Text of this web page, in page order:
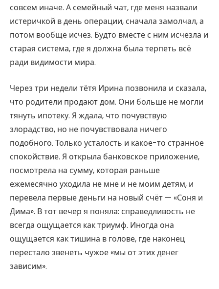
совсем иначе. А семейный чат, где меня назвали
истеричкой в день операции, сначала замолчал, а
потом вообще исчез. Будто вместе с ним исчезла и
старая система, где я должна была терпеть всё
ради видимости мира.
Через три недели тётя Ирина позвонила и сказала,
что родители продают дом. Они больше не могли
тянуть ипотеку. Я ждала, что почувствую
злорадство, но не почувствовала ничего
подобного. Только усталость и какое-то странное
спокойствие. Я открыла банковское приложение,
посмотрела на сумму, которая раньше
ежемесячно уходила не мне и не моим детям, и
перевела первые деньги на новый счёт — «Соня и
Дима». В тот вечер я поняла: справедливость не
всегда ощущается как триумф. Иногда она
ощущается как тишина в голове, где наконец
перестало звенеть чужое «мы от этих денег
зависим».